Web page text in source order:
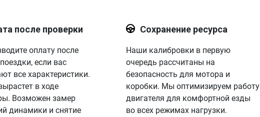
после проверки
оплату после
если вас
все характеристики.
в ходе
Возможен замер
динамики и снятие
Сохранение ресурса
Наши калибровки в первую
очередь рассчитаны на
безопасность для мотора и
коробки. Мы оптимизируем работу
двигателя для комфортной езды
во всех режимах нагрузки.